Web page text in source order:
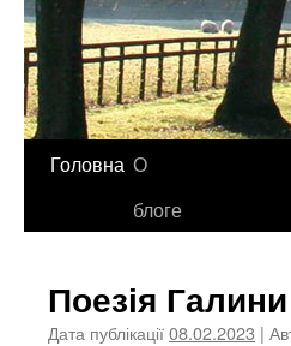
Перейти
Головна О
блоге
Поезія
Дата публікації08.02.2023 |